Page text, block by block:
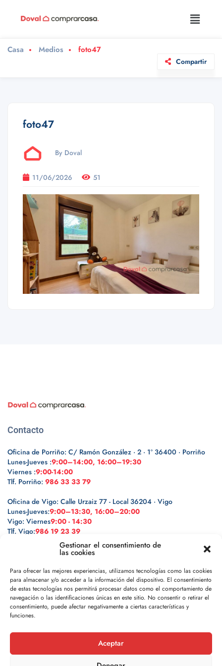
Gestionar el consentimiento de
las cookies
Para ofrecer las mejores experiencias, utilizamos tecnologías como las cookies
para almacenar y/o acceder a la información del dispositivo. El consentimiento
de estas tecnologías nos permitirá procesar datos como el comportamiento de
navegación o las identificaciones únicas en este sitio. No consentir o retirar el
consentimiento, puede afectar negativamente a ciertas características y
funciones.
Aceptar
Casa Medios foto47
Compartir
foto47
By Doval
11/06/2026 51
Contacto
Oficina de Porriño: C/ Ramón González · 2 · 1º 36400 · Porriño
Lunes-Jueves :9:00–14:00, 16:00–19:30
Viernes :9:00-14:00
Tlf. Porriño: 986 33 33 79
Oficina de Vigo: Calle Urzaiz 77 - Local 36204 · Vigo
Lunes-Jueves:9:00–13:30, 16:00–20:00
Vigo: Viernes9:00 - 14:30
Tlf. Vigo:986 19 23 39
Legal
Política de privacidad